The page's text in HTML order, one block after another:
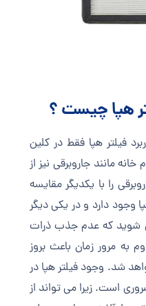
هپا چیست ؟
فیلتر هپا فقط در کلین
مانند جاروبرقی نیز از
را با یکدیگر مقایسه
وجود دارد و در یکی دیگر
شوید که عدم جذب ذرات
به مرور زمان باعث بروز
شد. وجود فیلتر هپا در
است. زیرا می تواند از